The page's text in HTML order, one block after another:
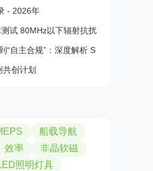
- 2026年
试 80MHz以下辐射抗扰
“自主合规”：深度解析 S
共创计划
船载导航
效率
非晶软磁
照明灯具